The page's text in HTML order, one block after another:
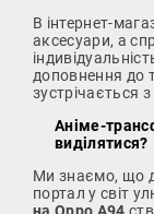
В інтернет-
аксесуари, а
доповнення до
зустрічається
Аніме-
виділятися?
Ми знаємо, що
портал у світ
на Oppo A94